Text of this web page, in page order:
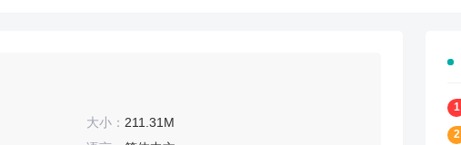
大小： 211.31M